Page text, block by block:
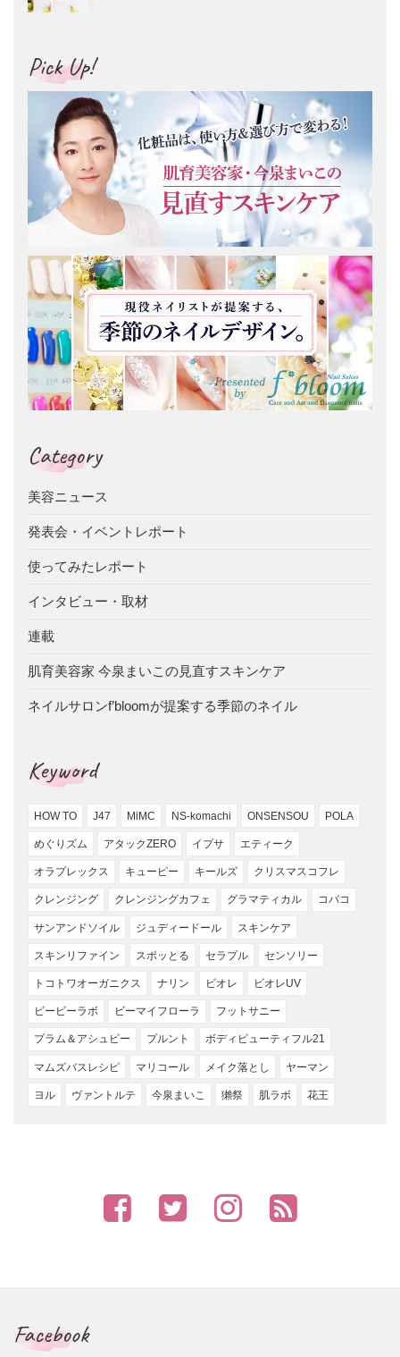
Pick Up!
Category
美容ニュース
発表会・イベントレポート
使ってみたレポート
インタビュー・取材
連載
肌育美容家 今泉まいこの見直すスキンケア
ネイルサロンf’bloomが提案する季節のネイル
Keyword
HOW TO J47 MiMC NS-komachi ONSENSOU POLA
めぐりズム アタックZERO イプサ エティーク
オラプレックス キューピー キールズ クリスマスコフレ
クレンジング クレンジングカフェ グラマティカル コバコ
サンアンドソイル ジュディードール スキンケア
スキンリファイン スポッとる セラプル センソリー
トコトワオーガニクス ナリン ビオレ ビオレUV
ビービーラボ ビーマイフローラ フットサニー
プラム＆アシュビー プルント ボディビューティフル21
マムズバスレシピ マリコール メイク落とし ヤーマン
ヨル ヴァントルテ 今泉まいこ 獺祭 肌ラボ 花王
Facebook